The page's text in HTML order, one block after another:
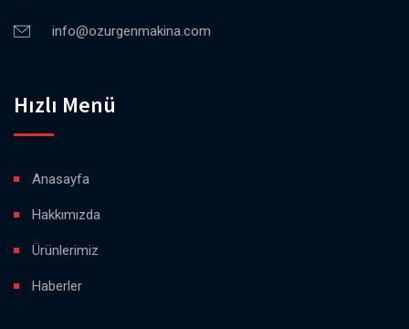
info@ozurgenmakina.com
Hızlı Menü
Anasayfa
Hakkımızda
Ürünlerimiz
Haberler